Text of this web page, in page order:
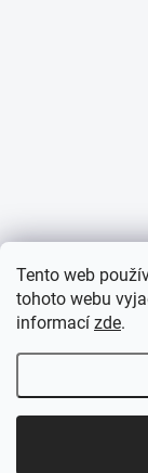
Tento web
tohoto webu
informací zde.
Otevírací